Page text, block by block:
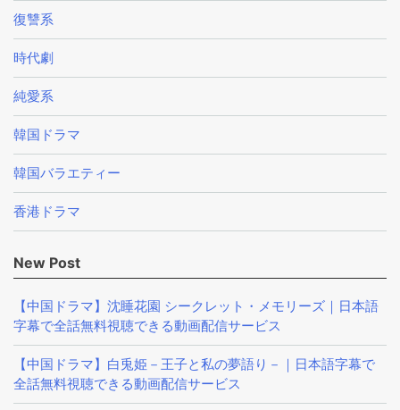
復讐系
時代劇
純愛系
韓国ドラマ
韓国バラエティー
香港ドラマ
New Post
【中国ドラマ】沈睡花園 シークレット・メモリーズ｜日本語
字幕で全話無料視聴できる動画配信サービス
【中国ドラマ】白兎姫－王子と私の夢語り－｜日本語字幕で
全話無料視聴できる動画配信サービス